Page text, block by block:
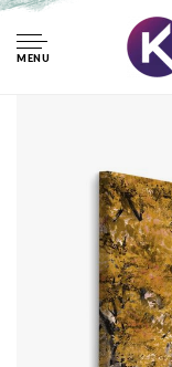
MENU
Schilderij -
wit/geel, 4 maten,